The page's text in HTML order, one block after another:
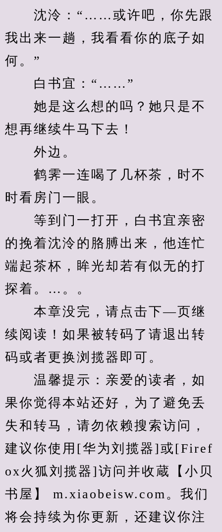
沈泠：“……或许吧，你先跟
我出来一趟，我看看你的底子如
何。”
白书宜：“……”
她是这么想的吗？她只是不
想再继续牛马下去！
外边。
鹤霁一连喝了几杯茶，时不
时看房门一眼。
等到门一打开，白书宜亲密
的挽着沈泠的胳膊出来，他连忙
端起茶杯，眸光却若有似无的打
探着。…。。
本章没完，请点击下—页继
续阅读！如果被转码了请退出转
码或者更换浏揽器即可。
温馨提示：亲爱的读者，如
果你觉得本站还好，为了避免丢
失和转马，请勿依赖搜索访问，
建议你使用[华为刘揽器]或[Firef
ox火狐刘揽器]访问并收蔵【小贝
书屋】 m.xiaobeisw.com。我们
将会持续为你更新，还建议你注